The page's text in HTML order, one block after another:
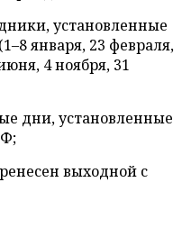
установленные
января, 23 февраля,
4 ноября, 31
дни, установленные
выходной с